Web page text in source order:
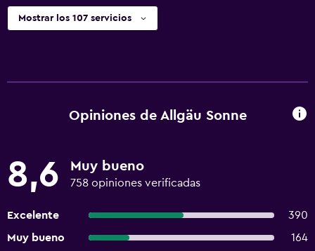
Mostrar los 107 servicios
Opiniones de Allgäu Sonne
8,6 Muy bueno
758 opiniones verificadas
Excelente
390
Muy bueno
164